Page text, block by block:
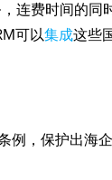
连费时间的同
可以集成这些
例，保护出海